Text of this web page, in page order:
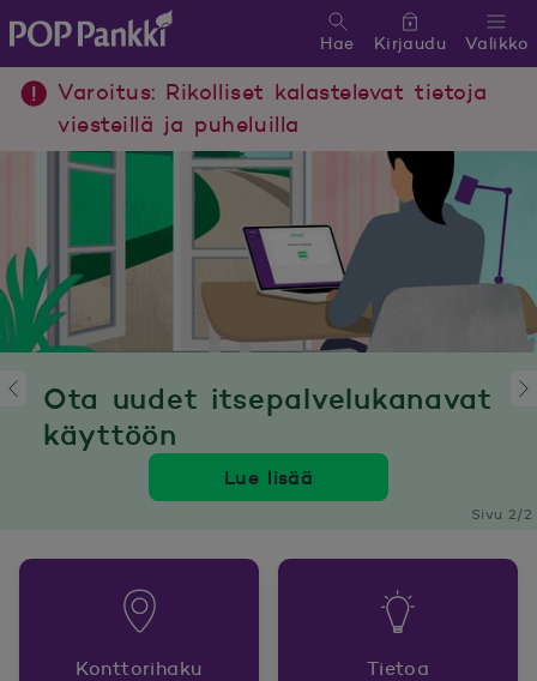
POP Pankki, etusivulle
Valikko
Hae Kirjaudu
Varoitus: Rikolliset kalastelevat tietoja
viesteillä ja puheluilla
Ota uudet itsepalvelukanavat
käyttöön
Lue lisää
Sivu 2/2
Konttorihaku
Tietoa